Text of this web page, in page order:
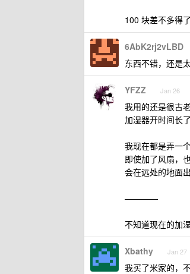
100 块差不多得了
6AbK2rj2vLBD
东西不错，还是
YFZZ Jan 26
我用的还是很古
加湿器开时间长
我现在都是弄一
即使加了风扇，
会在远处的地面
————
不知道现在的加
Xbathy Jan 27
我买了米家的，